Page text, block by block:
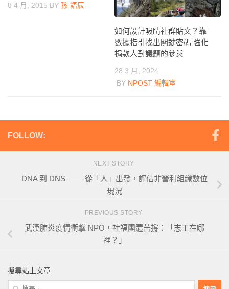
8 4 月, 2015 BY 孫 語辰
如何設計吸睛社群貼文？靠
數據指引找出關鍵密碼 強化
捐款人對議題的參與
28 3 月, 2024
BY NPOST 編輯室
FOLLOW:
NEXT STORY
DNA 到 DNS —— 從「人」出發，評估非營利組織數位
現況
PREVIOUS STORY
武漢肺炎疫情衝擊 NPO，社福團體苦撐：「志工在哪
裡？」
搜尋站上文章
搜